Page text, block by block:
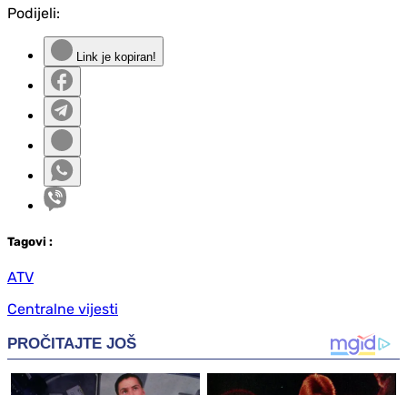
Podijeli:
Link je kopiran!
Tagovi :
ATV
Centralne vijesti